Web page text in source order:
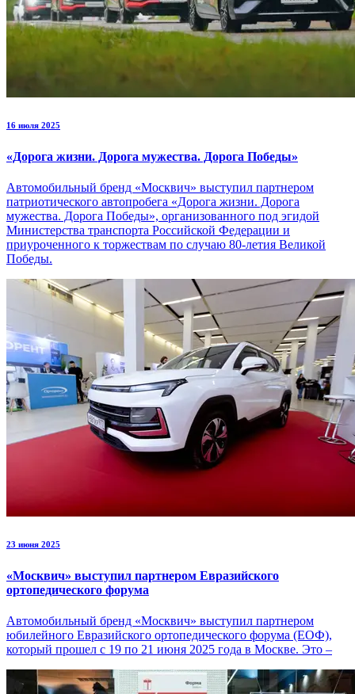
16 июля 2025
«Дорога жизни. Дорога мужества. Дорога Победы»
Автомобильный бренд «Москвич» выступил партнером
патриотического автопробега «Дорога жизни. Дорога
мужества. Дорога Победы», организованного под эгидой
Министерства транспорта Российской Федерации и
приуроченного к торжествам по случаю 80-летия Великой
Победы.
23 июня 2025
«Москвич» выступил партнером Евразийского
ортопедического форума
Автомобильный бренд «Москвич» выступил партнером
юбилейного Евразийского ортопедического форума (ЕОФ),
который прошел с 19 по 21 июня 2025 года в Москве. Это –